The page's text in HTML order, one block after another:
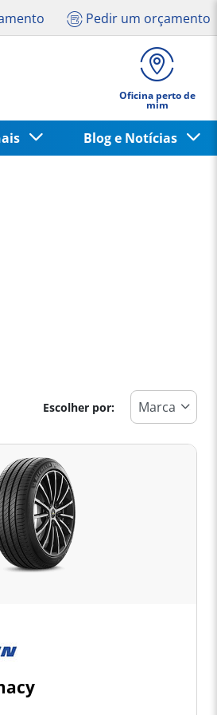
Pedir um orçamento
Oficina perto de
mim
Blog e Notícias
Escolher por: